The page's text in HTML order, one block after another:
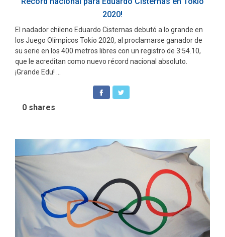
2020!
El nadador chileno Eduardo Cisternas debutó a lo grande en
los Juego Olímpicos Tokio 2020, al proclamarse ganador de
su serie en los 400 metros libres con un registro de 3:54.10,
que le acreditan como nuevo récord nacional absoluto.
¡Grande Edu! ...
0 shares